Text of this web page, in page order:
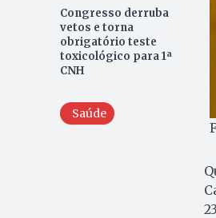
Congresso derruba
vetos e torna
obrigatório teste
toxicológico para 1ª
CNH
Saúde